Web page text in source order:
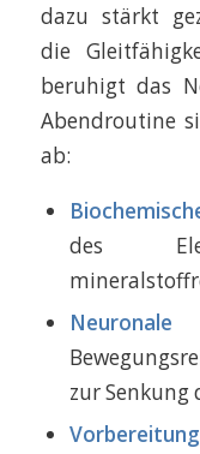
dazu stärkt
die
beruhigt das
Abendroutine
ab:
des
zur Senkung